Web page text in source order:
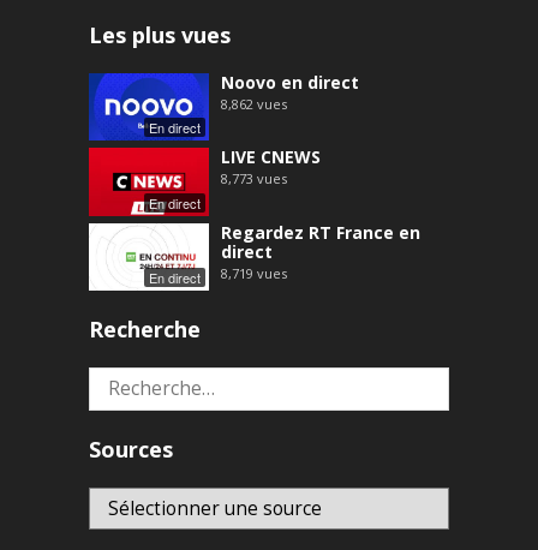
Les plus vues
En direct
Noovo en direct
8,862 vues
En direct
LIVE CNEWS
8,773 vues
En direct
Regardez RT France en
direct
8,719 vues
Recherche
Rechercher :
Sources